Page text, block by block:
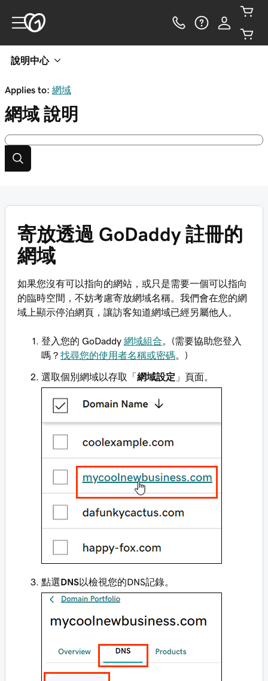
說明中心
Applies to: 網域
網域 說明
寄放透過 GoDaddy 註冊的
網域
如果您沒有可以指向的網站，或只是需要一個可以指向
的臨時空間，不妨考慮寄放網域名稱。我們會在您的網
域上顯示停泊網頁，讓訪客知道網域已經另屬他人。
登入您的 GoDaddy 網域組合 。(需要協助您登入
嗎？ 找尋您的使用者名稱或密碼 。)
選取個別網域以存取「 網域設定 」頁面。
點選DNS 以檢視您的DNS記錄。